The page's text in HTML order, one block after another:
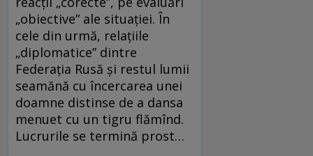
„obiective” ale situaţiei. În
cele din urmă, relaţiile
„diplomatice” dintre
Federaţia Rusă şi restul lumii
seamănă cu încercarea unei
doamne distinse de a dansa
menuet cu un tigru flămînd.
Lucrurile se termină prost…